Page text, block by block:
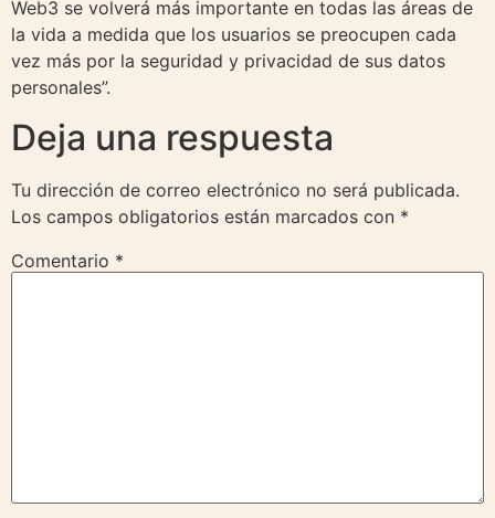
Web3 se volverá más importante en todas las áreas de
la vida a medida que los usuarios se preocupen cada
vez más por la seguridad y privacidad de sus datos
personales”.
Deja una respuesta
Tu dirección de correo electrónico no será publicada.
Los campos obligatorios están marcados con *
Comentario *